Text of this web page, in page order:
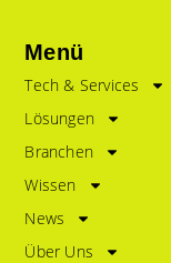
Menü
Tech & Services
Lösungen
Branchen
Wissen
News
Über Uns